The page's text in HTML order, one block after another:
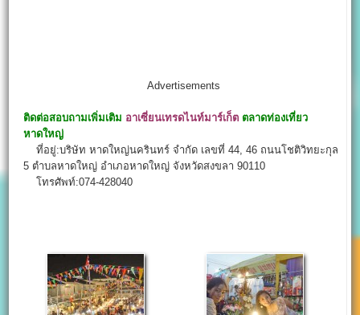
Advertisements
ติดต่อสอบถามเพิ่มเติม อาเซี่ยนเทรดไนท์มาร์เก็ต ตลาดท่องเที่ยว
หาดใหญ่
ที่อยู่:บริษัท หาดใหญ่นครินทร์ จำกัด เลขที่ 44, 46 ถนนโชติวิทยะกุล
5 ตำบลหาดใหญ่ อำเภอหาดใหญ่ จังหวัดสงขลา 90110
โทรศัพท์:074-428040